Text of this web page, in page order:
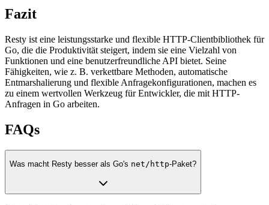
Fazit
Resty ist eine leistungsstarke und flexible HTTP-Clientbibliothek für
Go, die die Produktivität steigert, indem sie eine Vielzahl von
Funktionen und eine benutzerfreundliche API bietet. Seine
Fähigkeiten, wie z. B. verkettbare Methoden, automatische
Entmarshalierung und flexible Anfragekonfigurationen, machen es
zu einem wertvollen Werkzeug für Entwickler, die mit HTTP-
Anfragen in Go arbeiten.
FAQs
Was macht Resty besser als Go's net/http-Paket?